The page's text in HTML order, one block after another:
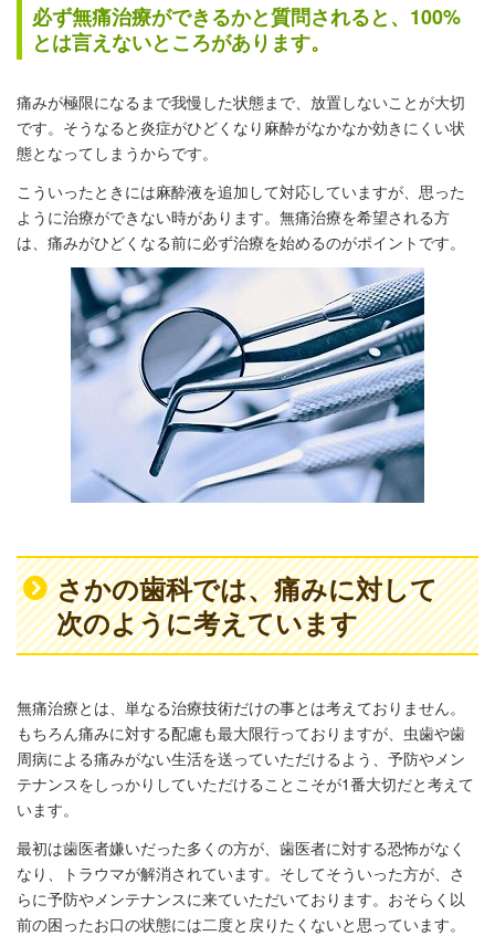
必ず無痛治療ができるかと質問されると、100%
とは言えないところがあります。
痛みが極限になるまで我慢した状態まで、放置しないことが大切
です。そうなると炎症がひどくなり麻酔がなかなか効きにくい状
態となってしまうからです。
こういったときには麻酔液を追加して対応していますが、思った
ように治療ができない時があります。無痛治療を希望される方
は、痛みがひどくなる前に必ず治療を始めるのがポイントです。
さかの歯科では、痛みに対して
次のように考えています
無痛治療とは、単なる治療技術だけの事とは考えておりません。
もちろん痛みに対する配慮も最大限行っておりますが、虫歯や歯
周病による痛みがない生活を送っていただけるよう、予防やメン
テナンスをしっかりしていただけることこそが1番大切だと考えて
います。
最初は歯医者嫌いだった多くの方が、歯医者に対する恐怖がなく
なり、トラウマが解消されています。そしてそういった方が、さ
らに予防やメンテナンスに来ていただいております。おそらく以
前の困ったお口の状態には二度と戻りたくないと思っています。